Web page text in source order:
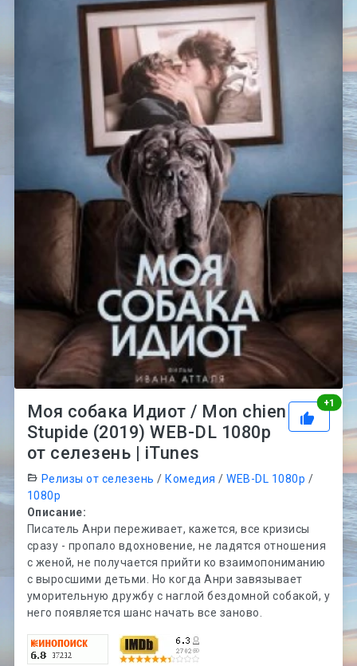
+1
Моя собака Идиот / Mon chien
Stupide (2019) WEB-DL 1080p
от селезень | iTunes
Релизы от селезень / Комедия /WEB-DL 1080p /
1080p
Описание:
Писатель Анри переживает, кажется, все кризисы
сразу - пропало вдохновение, не ладятся отношения
с женой, не получается прийти ко взаимопониманию
с выросшими детьми. Но когда Анри завязывает
уморительную дружбу с наглой бездомной собакой, у
него появляется шанс начать все заново.